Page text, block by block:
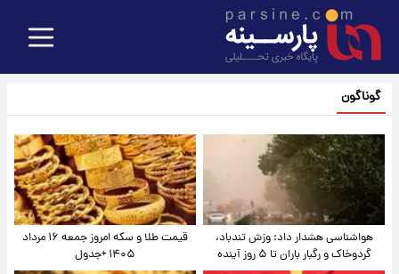
گوناگون
هواشناسی هشدار داد: وزش تندباد،
گردوخاک و رگبار باران تا ۵ روز آینده
قیمت طلا و سکه امروز جمعه ۱۶ مرداد
۱۴۰۵ +جدول